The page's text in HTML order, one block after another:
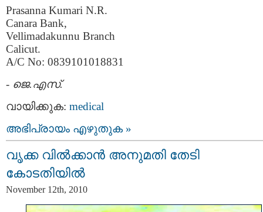
Prasanna Kumari N.R.
Canara Bank,
Vellimadakunnu Branch
Calicut.
A/C No: 0839101018831
- ജെ.എസ്.
വായിക്കുക: medical
അഭിപ്രായം എഴുതുക »
വൃക്ക വില്‍ക്കാന്‍ അനുമതി തേടി
കോടതിയില്‍
November 12th, 2010